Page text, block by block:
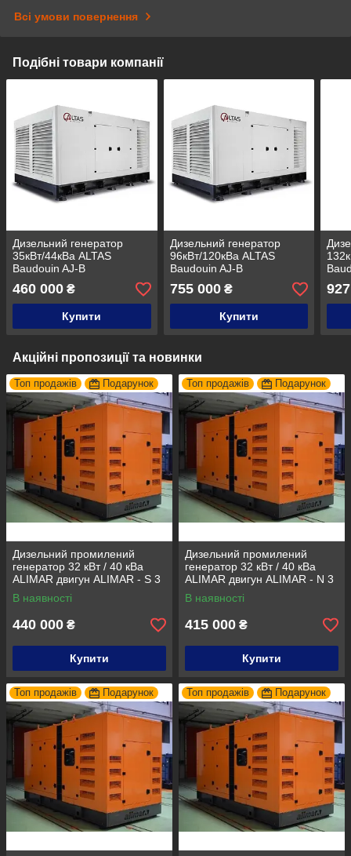
Всі умови повернення
Подібні товари компанії
Дизельний генератор
35кВт/44кВа ALTAS
Baudouin AJ-B
460 000 ₴
Купити
Дизельний генератор
96кВт/120кВа ALTAS
Baudouin AJ-B
755 000₴
Купити
Акційні пропозиції та новинки
Топ продажів Подарунок
Дизельний промилений
генератор 32 кВт / 40 кВа
ALIMAR двигун ALIMAR - S 3
фази 50Гц
В наявності
440 000 ₴
Купити
Топ продажів Подарунок
Дизельний промилений
генератор 32 кВт / 40 кВа
ALIMAR двигун ALIMAR - N 3
фази 50Гц
В наявності
415 000 ₴
Купити
Топ продажів Подарунок Топ продажів Подарунок